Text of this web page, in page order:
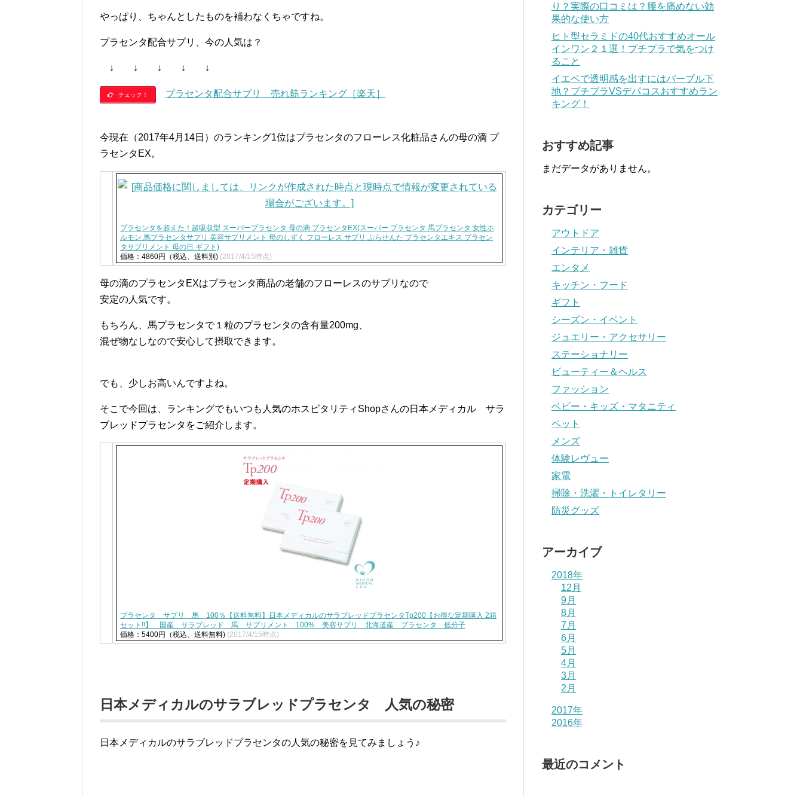
やっぱり、ちゃんとしたものを補わなくちゃですね。
プラセンタ配合サプリ、今の人気は？
↓ ↓ ↓ ↓ ↓
チェック！ プラセンタ配合サプリ 売れ筋ランキング［楽天］
今現在（2017年4月14日）のランキング1位はプラセンタのフローレス化粧品さんの母の滴 プ
ラセンタEX。
プラセンタを超えた！超吸収型 スーパープラセンタ 母の滴 プラセンタEX(スーパー プラセンタ 馬プラセンタ 女性ホ
ルモン 馬プラセンタサプリ 美容サプリメント 母のしずく フローレス サプリ ぷらせんた プラセンタエキス プラセン
タサプリメント 母の日 ギフト)
価格：4860円（税込、送料別) (2017/4/15時点)
母の滴のプラセンタEXはプラセンタ商品の老舗のフローレスのサプリなので
安定の人気です。
もちろん、馬プラセンタで１粒のプラセンタの含有量200mg、
混ぜ物なしなので安心して摂取できます。
でも、少しお高いんですよね。
そこで今回は、ランキングでもいつも人気のホスピタリティShopさんの日本メディカル サラ
ブレッドプラセンタをご紹介します。
プラセンタ サプリ 馬 100％【送料無料】日本メディカルのサラブレッドプラセンタTp200【お得な定期購入 2箱
セット!!】 国産 サラブレッド 馬 サプリメント 100% 美容サプリ 北海道産 プラセンタ 低分子
価格：5400円（税込、送料無料) (2017/4/15時点)
日本メディカルのサラブレッドプラセンタ 人気の秘密
日本メディカルのサラブレッドプラセンタの人気の秘密を見てみましょう♪
り？実際の口コミは？腰を痛めない効
果的な使い方
ヒト型セラミドの40代おすすめオール
インワン２１選！プチプラで気をつけ
ること
イエベで透明感を出すにはパープル下
地？プチプラVSデパコスおすすめラン
キング！
おすすめ記事
まだデータがありません。
カテゴリー
アウトドア
インテリア・雑貨
エンタメ
キッチン・フード
ギフト
シーズン・イベント
ジュエリー・アクセサリー
ステーショナリー
ビューティー＆ヘルス
ファッション
ベビー・キッズ・マタニティ
ペット
メンズ
体験レヴュー
家電
掃除・洗濯・トイレタリー
防災グッズ
アーカイブ
2018年
12月
9月
8月
7月
6月
5月
4月
3月
2月
2017年
2016年
最近のコメント